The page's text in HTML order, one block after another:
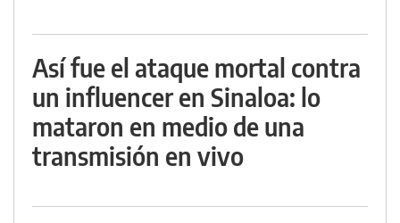
Así fue el ataque mortal contra
un influencer en Sinaloa: lo
mataron en medio de una
transmisión en vivo